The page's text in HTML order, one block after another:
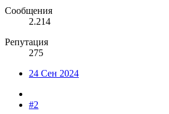
Сообщения
2.214
Репутация
275
24 Сен 2024
#2